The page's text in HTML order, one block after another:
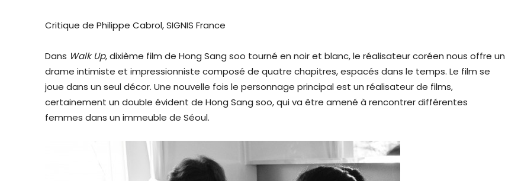
Critique de Philippe Cabrol, SIGNIS France
Dans Walk Up, dixième film de Hong Sang soo tourné en noir et blanc, le réalisateur coréen nous offre un
drame intimiste et impressionniste composé de quatre chapitres, espacés dans le temps. Le film se
joue dans un seul décor. Une nouvelle fois le personnage principal est un réalisateur de films,
certainement un double évident de Hong Sang soo, qui va être amené à rencontrer différentes
femmes dans un immeuble de Séoul.